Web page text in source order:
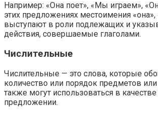
Например: «Она поет», «Мы играем»,
этих предложениях местоимения
выступают в роли подлежащих и
действия, совершаемые глаголами.
Числительные
Числительные — это слова, которые
количество или порядок предметов
также могут использоваться в
предложении.